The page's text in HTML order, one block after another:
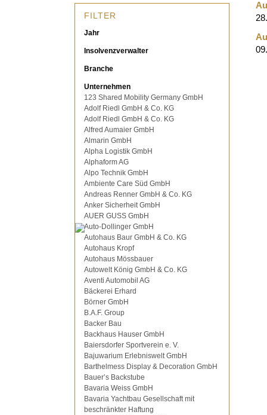
FILTER
Jahr
Insolvenzverwalter
Branche
Unternehmen
123 Shared Mobility Germany GmbH
Adolf Riedl GmbH & Co. KG
Adolf Riedl GmbH & Co. KG
Alfred Aumaier GmbH
Almarin GmbH
Alpha Logistik GmbH
Alphaform AG
Alpo Technik GmbH
Ambiente Care Süd GmbH
Andreas Renner GmbH & Co. KG
Anker Sicherheit GmbH
AUER GUSS GmbH
Auto-Dollinger GmbH
Autohaus Baur GmbH & Co. KG
Autohaus Kropf
Autohaus Mössbauer
Autowelt König GmbH & Co. KG
Aventi Automobil AG
Bäckerei Erhard
Börner GmbH
B.A.F. Group
Backer Bau
Backhaus Hauser GmbH
Baiersdorfer Sportverein e. V.
Bajuwarium Erlebniswelt GmbH
Barthelmess Display & Decoration GmbH
Bauer’s Backstube
Bavaria Weiss GmbH
Bavaria Yachtbau Gesellschaft mit
beschränkter Haftung